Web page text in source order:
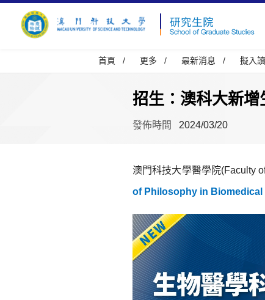
首頁 / 更多 / 最新消息 / 擬入
招生：澳科大新
發佈時間 2024/03/20
澳門科技大學醫學院(Faculty
of Philosophy in Biomedical